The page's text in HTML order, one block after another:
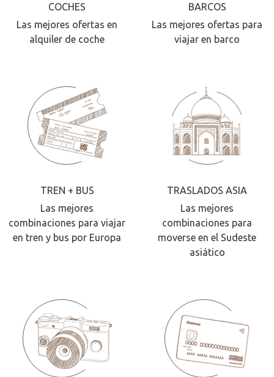
COCHES
Las mejores ofertas en
alquiler de coche
BARCOS
Las mejores ofertas para
viajar en barco
TREN + BUS
Las mejores
combinaciones para viajar
en tren y bus por Europa
TRASLADOS ASIA
Las mejores
combinaciones para
moverse en el Sudeste
asiático